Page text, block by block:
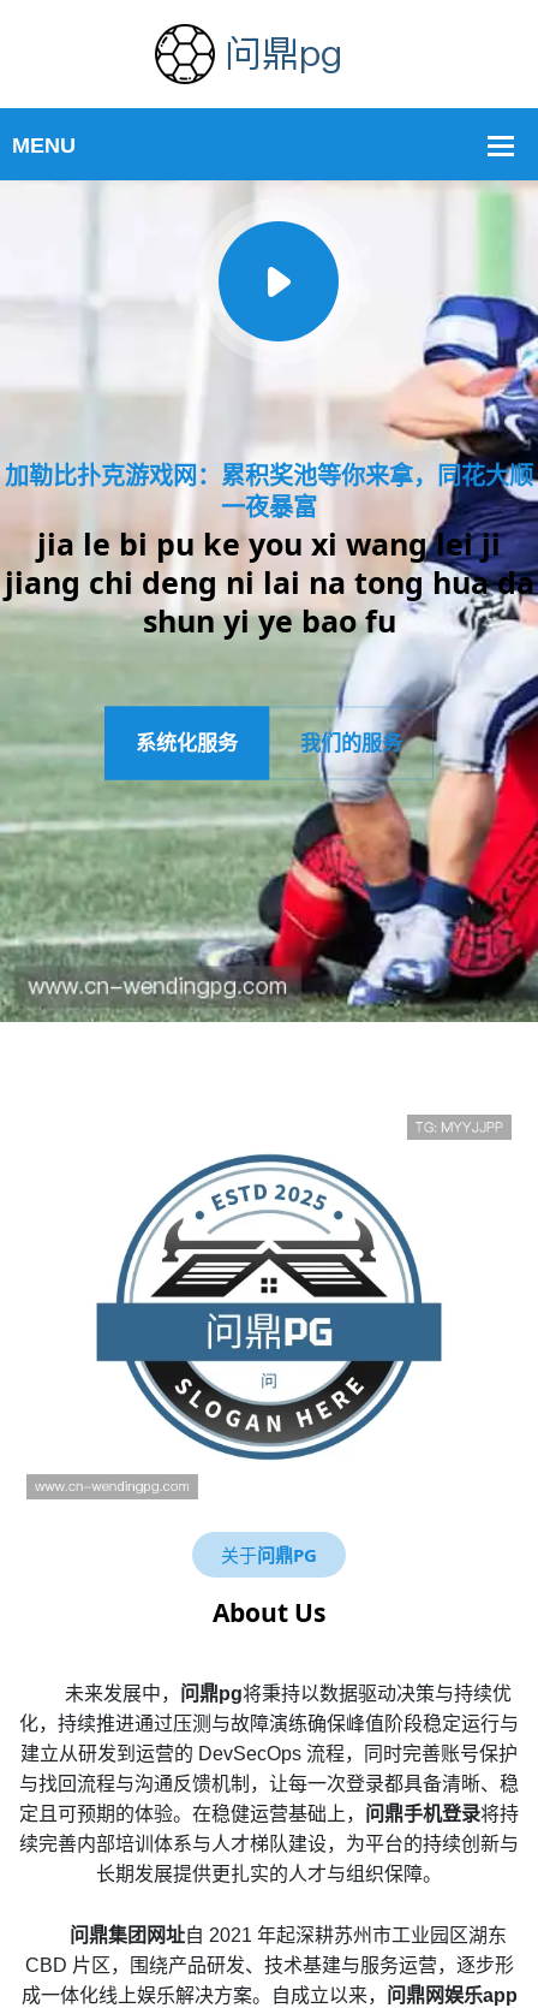
加勒比扑克游戏网：累积奖池等你来拿，同花大顺
一夜暴富
jia le bi pu ke you xi wang lei ji
jiang chi deng ni lai na tong hua da
shun yi ye bao fu
系统化服务 我们的服务
关于问鼎PG
About Us
未来发展中， 问鼎pg将秉持以数据驱动决策与持续优
化，持续推进通过压测与故障演练确保峰值阶段稳定运行与
建立从研发到运营的 DevSecOps 流程，同时完善账号保护
与找回流程与沟通反馈机制，让每一次登录都具备清晰、稳
定且可预期的体验。在稳健运营基础上， 问鼎手机登录将持
续完善内部培训体系与人才梯队建设，为平台的持续创新与
长期发展提供更扎实的人才与组织保障。
问鼎集团网址自 2021 年起深耕苏州市工业园区湖东
CBD 片区，围绕产品研发、技术基建与服务运营，逐步形
成一体化线上娱乐解决方案。自成立以来， 问鼎网娱乐app